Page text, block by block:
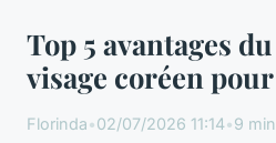
Top 5 avantages
visage coréen
Florinda•02/07/2026 11:14•9